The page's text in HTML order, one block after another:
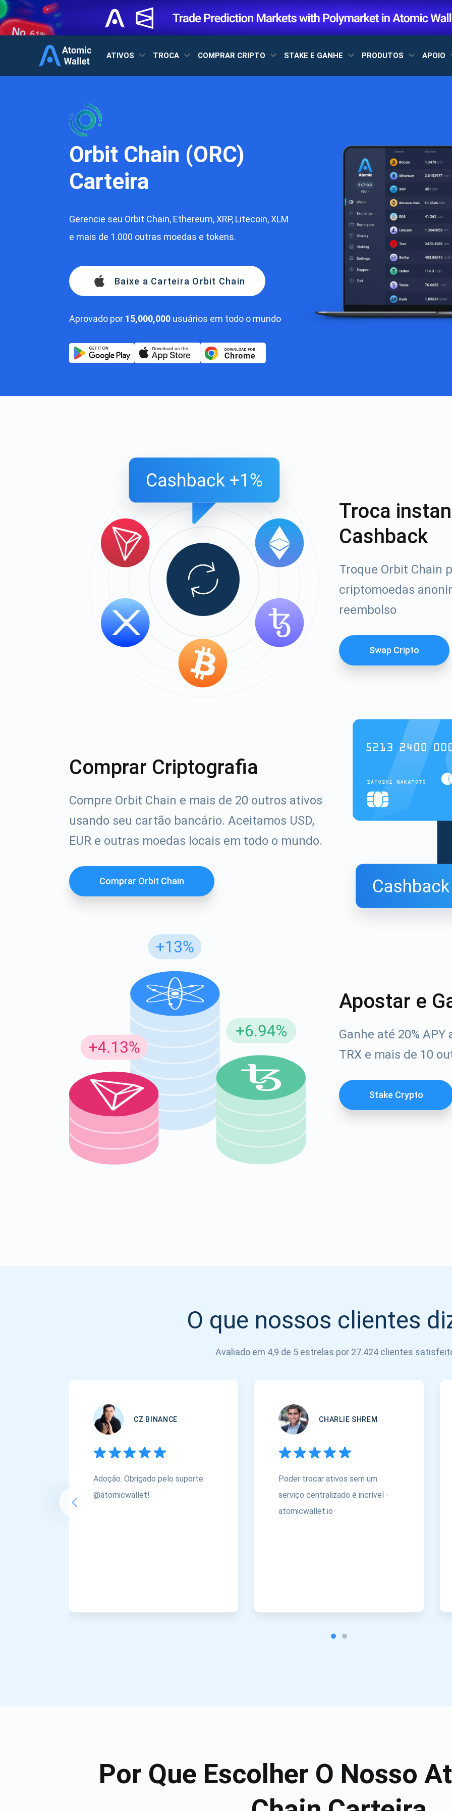
ATIVOS TROCA COMPRAR CRIPTO STAKE E GANHE PRODUTOS APOIO
Orbit Chain (ORC)
Carteira
Gerencie seu Orbit Chain, Ethereum, XRP, Litecoin, XLM
e mais de 1.000 outras moedas e tokens.
Baixe a Carteira Orbit Chain
Aprovado por 15,000,000 usuários em todo o mundo
Troca
Cashback
Troque Orbit Chain
criptomoedas
reembolso
Swap Cripto
Comprar Criptografia
Compre Orbit Chain e mais de 20 outros ativos
usando seu cartão bancário. Aceitamos USD,
EUR e outras moedas locais em todo o mundo.
Comprar Orbit Chain
Apostar e
Ganhe até 20% APY
TRX e mais de 10
Stake Crypto
O que nossos clientes
Avaliado em 4,9 de 5 estrelas por 27.424 clientes
CZ BINANCE
Adoção. Obrigado pelo suporte
@atomicwallet!
CHARLIE SHREM
Poder trocar ativos sem um
serviço centralizado é incrível -
atomicwallet.io
Por Que Escolher O Nosso
1000.000
support@atomicwallet.io
Inscreva-se para atualizações
Seja o primeiro a receber as últimas atualizações do projeto e
criptografia